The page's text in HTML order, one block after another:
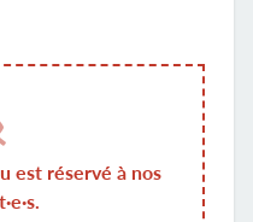
est réservé à nos